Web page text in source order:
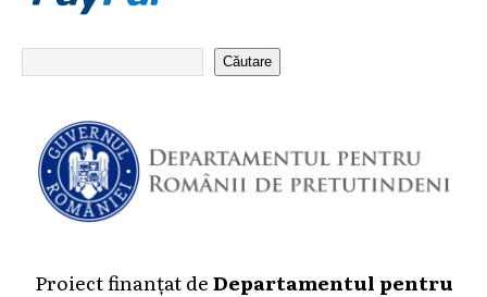
Căutare
Proiect finanțat deDepartamentul pentru